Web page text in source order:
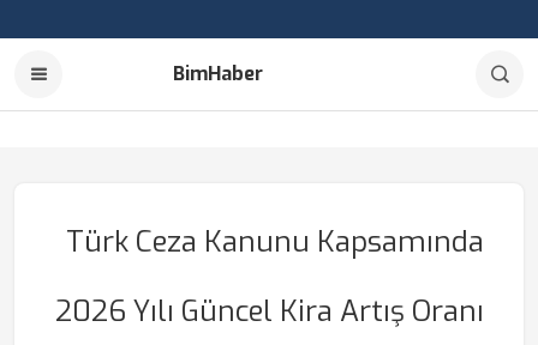
BimHaber
Türk Ceza Kanunu Kapsamında
2026 Yılı Güncel Kira Artış Oranı